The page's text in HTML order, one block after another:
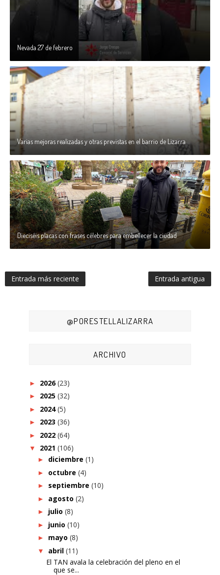
Nevada 27 de febrero
Varias mejoras realizadas y otras previstas en el barrio de Lizarra
Dieciséis placas con frases célebres para embellecer la ciudad
Entrada más reciente Entrada antigua
@PORESTELLALIZARRA
ARCHIVO
► 2026(23)
► 2025 (32)
► 2024(5)
► 2023 (36)
► 2022 (64)
▼ 2021 (106)
► diciembre (1)
► octubre (4)
► septiembre (10)
► agosto (2)
► julio (8)
► junio (10)
► mayo (8)
▼ abril (11)
El TAN avala la celebración del pleno en el
que se...